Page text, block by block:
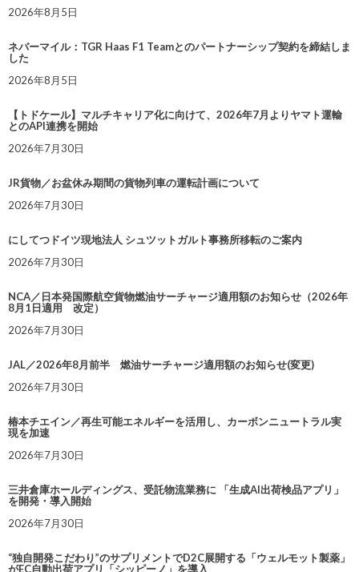
2026年8月5日
ネバーマイル：TGR Haas F1 Teamとのパートナーシップ契約を締結しま
した
2026年8月5日
【トドケール】マルチキャリア化に向けて、2026年7月よりヤマト運輸
とのAPI連携を開始
2026年7月30日
JR貨物／お盆休み期間の貨物列車の運転計画について
2026年7月30日
にしてつドイツ現地法人 シュツットガルト事務所移転のご案内
2026年7月30日
NCA／日本発国際航空貨物燃油サーチャージ適用額のお知らせ（2026年
8月1日適用 改定）
2026年7月30日
JAL／2026年8月前半 燃油サーチャージ適用額のお知らせ(変更)
2026年7月30日
椿本チエイン／再生可能エネルギーを活用し、カーボンニュートラル実
現を加速
2026年7月30日
三井倉庫ホールディングス、受託物流業務に 「生成AI出荷検品アプリ」
を開発・導入開始
2026年7月30日
“独自開発こだわり”のサプリメントでD2C展開する「ウェルモット製薬」
がEC自動出荷アプリ「シッピーノ」を導入